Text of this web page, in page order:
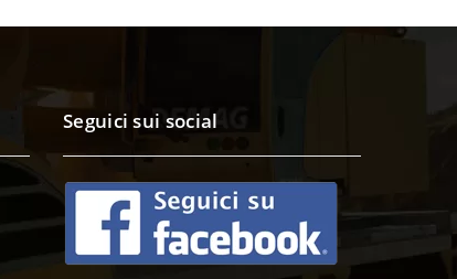
Seguici sui social